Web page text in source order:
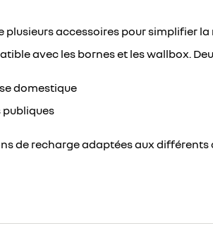
plusieurs accessoires pour simplifier
avec les bornes et les wallbox.
domestique
publiques
de recharge adaptées aux